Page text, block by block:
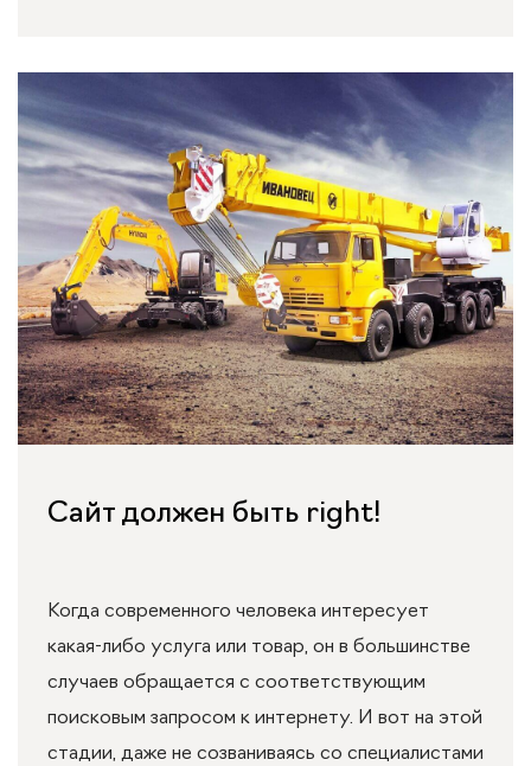
Сайт должен быть right!
Когда современного человека интересует
какая-либо услуга или товар, он в большинстве
случаев обращается с соответствующим
поисковым запросом к интернету. И вот на этой
стадии, даже не созваниваясь со специалистами